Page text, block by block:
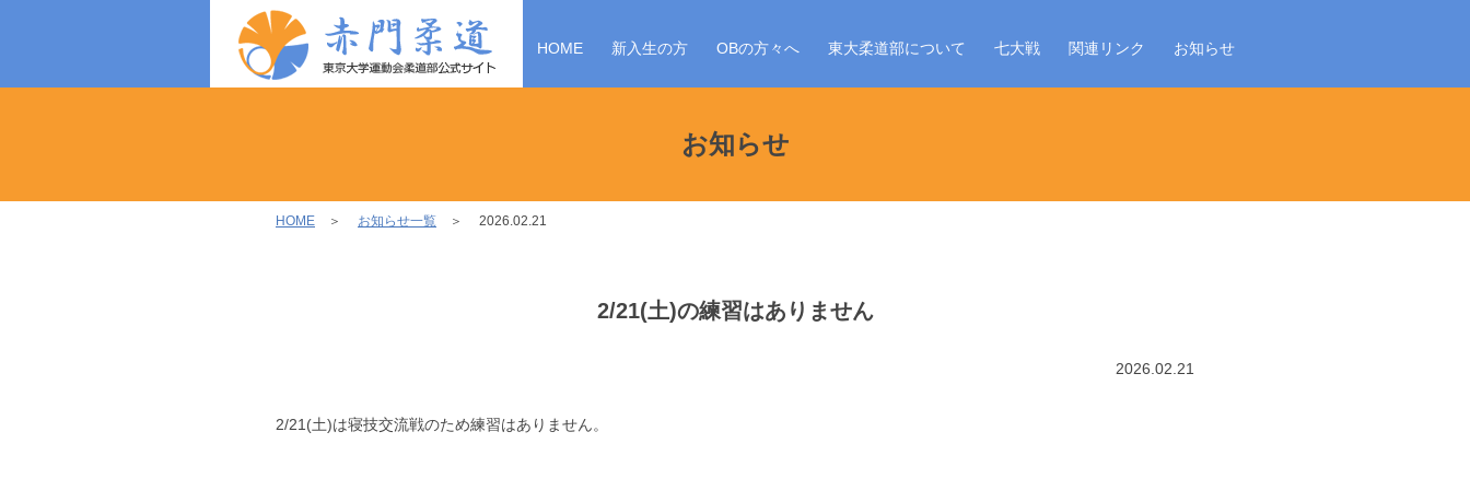
HOME 新入生の方 OBの方々へ 東大柔道部について 七大戦 関連リンク お知らせ
お知らせ
HOME ＞ お知らせ一覧 ＞ 2026.02.21
2/21(土)の練習はありません
2026.02.21
2/21(土)は寝技交流戦のため練習はありません。